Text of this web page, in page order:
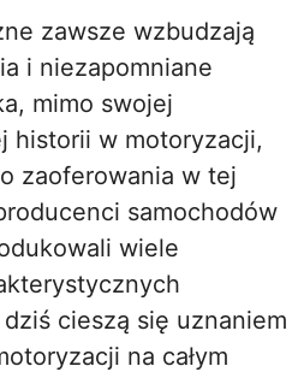
i niezapomniane
mimo swojej
historii w motoryzacji,
zaoferowania w tej
samochodów
wiele
cieszą się uznaniem
na całym